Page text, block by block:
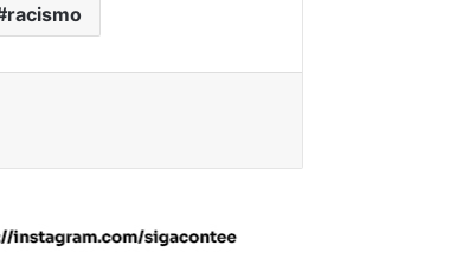
racismo